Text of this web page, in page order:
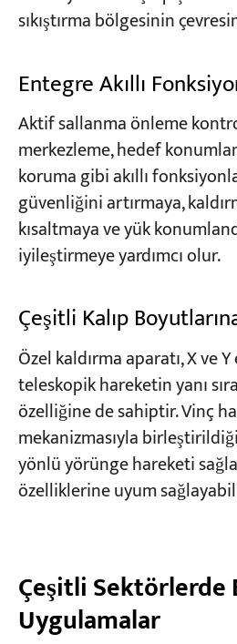
sıkıştırma bölgesinin
Entegre Akıllı
Aktif sallanma önleme
merkezleme, hedef
koruma gibi akıllı
güvenliğini artırmaya,
kısaltmaya ve yük
iyileştirmeye yardımcı olur.
Çeşitli Kalıp
Özel kaldırma aparatı, X ve
teleskopik hareketin yanı
özelliğine de sahiptir. Vinç
mekanizmasıyla
yönlü yörünge hareketi
özelliklerine uyum
Çeşitli Sektörlerde
Uygulamalar